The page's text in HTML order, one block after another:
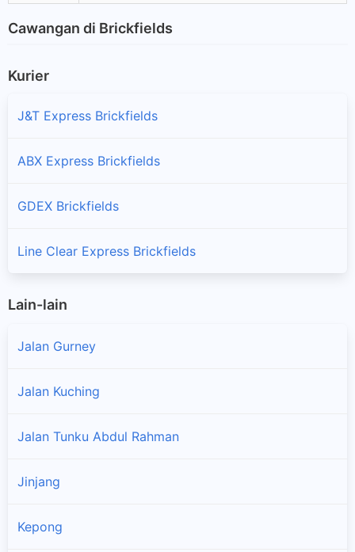
Cawangan di Brickfields
Kurier
J&T Express Brickfields
ABX Express Brickfields
GDEX Brickfields
Line Clear Express Brickfields
Lain-lain
Jalan Gurney
Jalan Kuching
Jalan Tunku Abdul Rahman
Jinjang
Kepong